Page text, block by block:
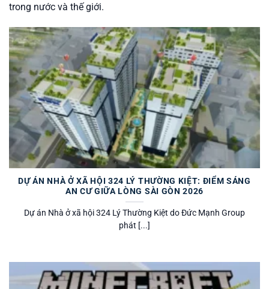
trong nước và thế giới.
DỰ ÁN NHÀ Ở XÃ HỘI 324 LÝ THƯỜNG KIỆT: ĐIỂM SÁNG
AN CƯ GIỮA LÒNG SÀI GÒN 2026
Dự án Nhà ở xã hội 324 Lý Thường Kiệt do Đức Mạnh Group
phát [...]